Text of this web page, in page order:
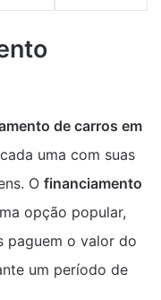
de carros em
uma com suas
O financiamento
opção popular,
paguem o valor do
um período de